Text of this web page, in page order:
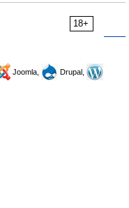
18+
Joomla,
Drupal,